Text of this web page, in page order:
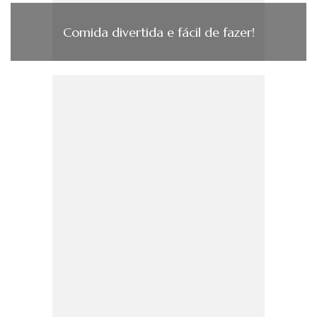
Comida divertida e fácil de fazer!